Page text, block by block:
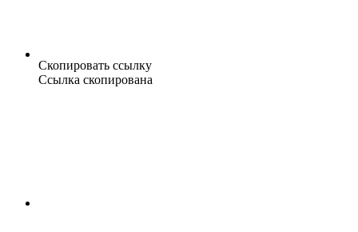
Скопировать ссылку
Ссылка скопирована